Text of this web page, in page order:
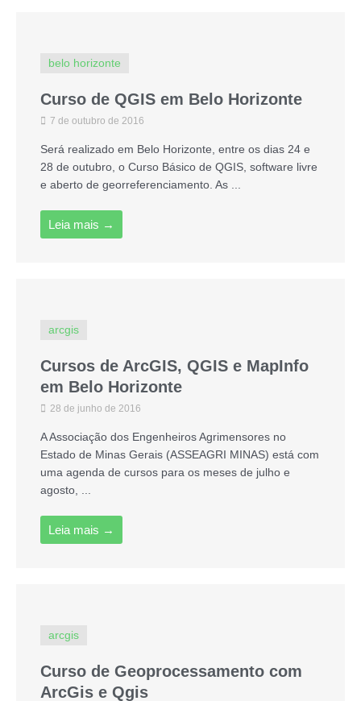
belo horizonte
Curso de QGIS em Belo Horizonte
7 de outubro de 2016
Será realizado em Belo Horizonte, entre os dias 24 e
28 de outubro, o Curso Básico de QGIS, software livre
e aberto de georreferenciamento. As ...
Leia mais →
arcgis
Cursos de ArcGIS, QGIS e MapInfo
em Belo Horizonte
28 de junho de 2016
A Associação dos Engenheiros Agrimensores no
Estado de Minas Gerais (ASSEAGRI MINAS) está com
uma agenda de cursos para os meses de julho e
agosto, ...
Leia mais →
arcgis
Curso de Geoprocessamento com
ArcGis e Qgis